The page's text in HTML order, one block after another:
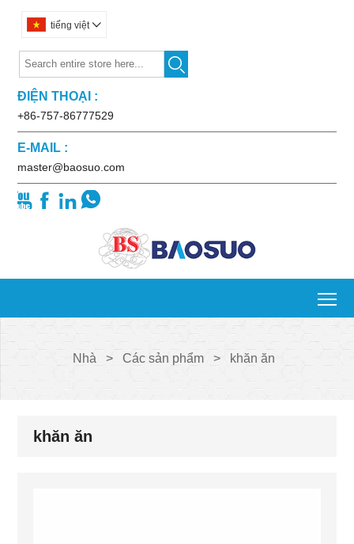
tiếng việt 

ĐIỆN THOẠI :
+86-757-86777529
E-MAIL :
master@baosuo.com
   
Nhà > Các sản phẩm > khăn ăn
khăn ăn